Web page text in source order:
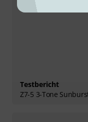
Testbericht
Z7-5 3-Tone